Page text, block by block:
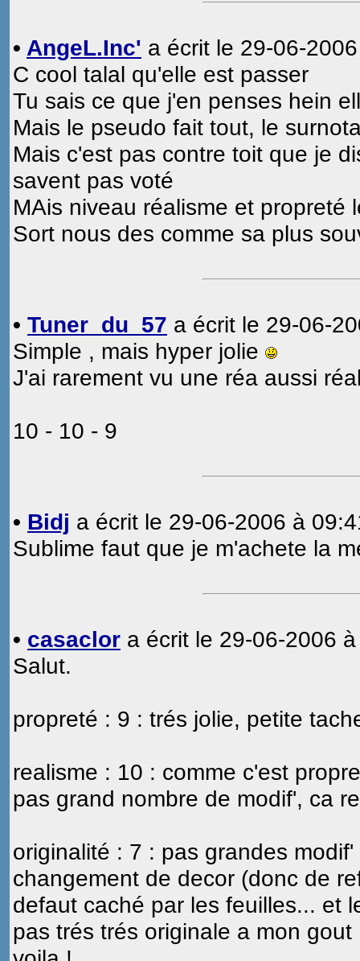
• AngeL.Inc' a écrit le 29-06-
C cool talal qu'elle est passer
Tu sais ce que j'en penses hein
Mais le pseudo fait tout, le
Mais c'est pas contre toit que je
savent pas voté
MAis niveau réalisme et propreté
Sort nous des comme sa plus
• Tuner_du_57 a écrit le 29-06-
Simple , mais hyper jolie
J'ai rarement vu une réa aussi
10 - 10 - 9
• Bidj a écrit le 29-06-2006 à
Sublime faut que je m'achete la
• casaclor a écrit le 29-06-2006
Salut.
propreté : 9 : trés jolie, petite
realisme : 10 : comme c'est
pas grand nombre de modif', ca
originalité : 7 : pas grandes
changement de decor (donc de
defaut caché par les feuilles... et
pas trés trés originale a mon gout